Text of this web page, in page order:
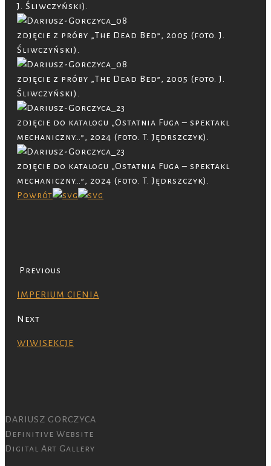
J. Śliwczyński).
zdjęcie z próby „The Dead Bed”, 2005 (foto. J.
Śliwczyński).
zdjęcie z próby „The Dead Bed”, 2005 (foto. J.
Śliwczyński).
zdjęcie do katalogu „Ostatnia Fuga – spektakl
mechaniczny…”, 2024 (foto. T. Jędrszczyk).
zdjęcie do katalogu „Ostatnia Fuga – spektakl
mechaniczny…”, 2024 (foto. T. Jędrszczyk).
Powrót
Previous
IMPERIUM CIENIA
Next
WIWISEKCJE
DARIUSZ GORCZYCA
Definitive Website
Digital Art Gallery